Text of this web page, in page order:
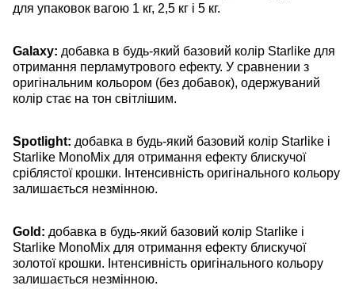
для упаковок вагою 1 кг, 2,5 кг і 5 кг.
Galaxy: добавка в будь-який базовий колір Starlike для
отримання перламутрового ефекту. У сравнении з
оригінальним кольором (без добавок), одержуваний
колір стає на тон світлішим.
Spotlight: добавка в будь-який базовий колір Starlike і
Starlike MonoMix для отримання ефекту блискучої
сріблястої крошки. Інтенсивність оригінального кольору
залишається незмінною.
Gold: добавка в будь-який базовий колір Starlike і
Starlike MonoMix для отримання ефекту блискучої
золотої крошки. Інтенсивність оригінального кольору
залишається незмінною.